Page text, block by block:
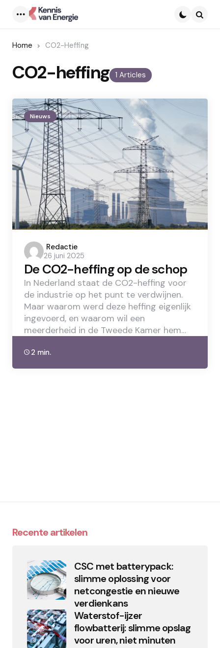
Home CO2-Heffing
1 Articles
CO2-heffing
Nieuws
Posted
by
Redactie
26 juni 2025
De CO2-heffing op de schop
In Nederland staat de CO2-heffing voor
de industrie op het punt te verdwijnen.
Maar waarom werd deze heffing eigenlijk
ingevoerd, en waarom wil een
meerderheid in de Tweede Kamer hem…
2 min.
Recente artikelen
CSC met batterypack:
slimme oplossing voor
netcongestie en nieuwe
verdienkans
Waterstof-ijzer
flowbatterij: slimme opslag
voor uren, niet minuten